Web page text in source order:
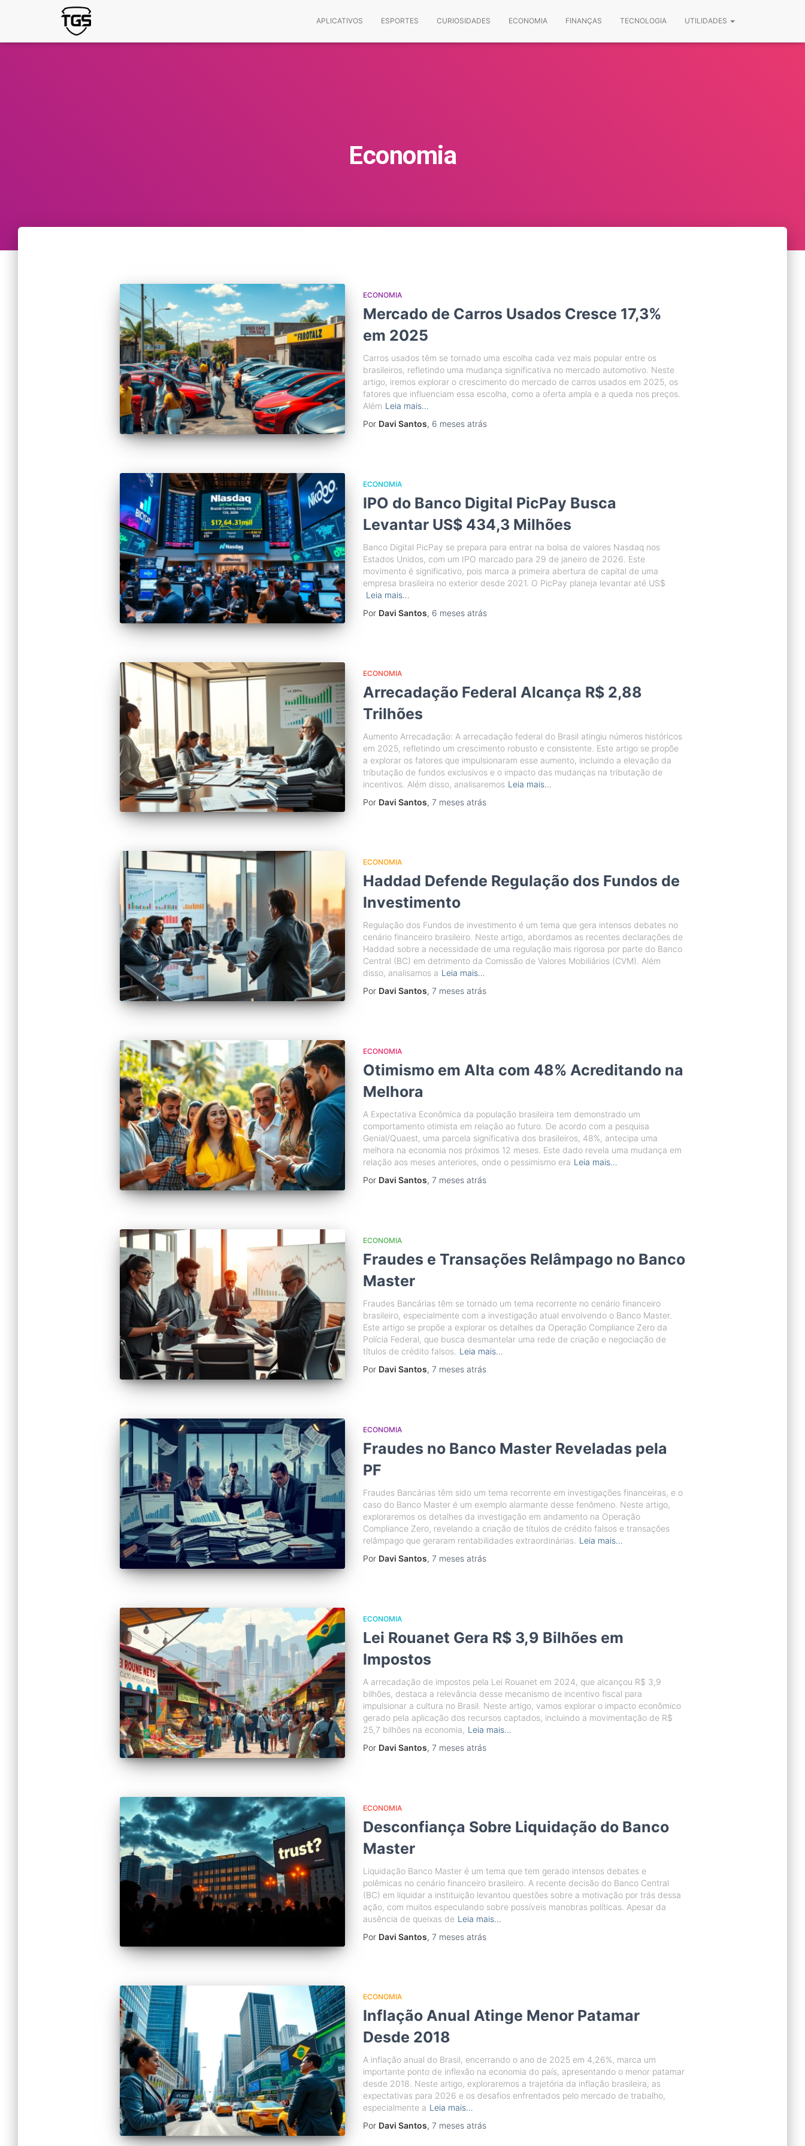
APLICATIVOS ESPORTES CURIOSIDADES ECONOMIA FINANÇAS TECNOLOGIA UTILIDADES
Economia
ECONOMIA
Mercado de Carros Usados Cresce 17,3%
em 2025
Carros usados têm se tornado uma escolha cada vez mais popular entre os
brasileiros, refletindo uma mudança significativa no mercado automotivo. Neste
artigo, iremos explorar o crescimento do mercado de carros usados em 2025, os
fatores que influenciam essa escolha, como a oferta ampla e a queda nos preços.
Além Leia mais…
Por Davi Santos, 6 mesesatrás
ECONOMIA
IPO do Banco Digital PicPay Busca
Levantar US$ 434,3 Milhões
Banco Digital PicPay se prepara para entrar na bolsa de valores Nasdaq nos
Estados Unidos, com um IPO marcado para 29 de janeiro de 2026. Este
movimento é significativo, pois marca a primeira abertura de capital de uma
empresa brasileira no exterior desde 2021. O PicPay planeja levantar até US$
Leia mais…
Por Davi Santos, 6 mesesatrás
ECONOMIA
Arrecadação Federal Alcança R$ 2,88
Trilhões
Aumento Arrecadação: A arrecadação federal do Brasil atingiu números históricos
em 2025, refletindo um crescimento robusto e consistente. Este artigo se propõe
a explorar os fatores que impulsionaram esse aumento, incluindo a elevação da
tributação de fundos exclusivos e o impacto das mudanças na tributação de
incentivos. Além disso, analisaremos Leia mais…
Por Davi Santos, 7 mesesatrás
ECONOMIA
Haddad Defende Regulação dos Fundos de
Investimento
Regulação dos Fundos de investimento é um tema que gera intensos debates no
cenário financeiro brasileiro. Neste artigo, abordamos as recentes declarações de
Haddad sobre a necessidade de uma regulação mais rigorosa por parte do Banco
Central (BC) em detrimento da Comissão de Valores Mobiliários (CVM). Além
disso, analisamos a Leia mais…
Por Davi Santos, 7 mesesatrás
ECONOMIA
Otimismo em Alta com 48% Acreditando na
Melhora
A Expectativa Econômica da população brasileira tem demonstrado um
comportamento otimista em relação ao futuro. De acordo com a pesquisa
Genial/Quaest, uma parcela significativa dos brasileiros, 48%, antecipa uma
melhora na economia nos próximos 12 meses. Este dado revela uma mudança em
relação aos meses anteriores, onde o pessimismo era Leia mais…
Por Davi Santos, 7 mesesatrás
ECONOMIA
Fraudes e Transações Relâmpago no Banco
Master
Fraudes Bancárias têm se tornado um tema recorrente no cenário financeiro
brasileiro, especialmente com a investigação atual envolvendo o Banco Master.
Este artigo se propõe a explorar os detalhes da Operação Compliance Zero da
Polícia Federal, que busca desmantelar uma rede de criação e negociação de
títulos de crédito falsos. Leia mais…
Por Davi Santos, 7 mesesatrás
ECONOMIA
Fraudes no Banco Master Reveladas pela
PF
Fraudes Bancárias têm sido um tema recorrente em investigações financeiras, e o
caso do Banco Master é um exemplo alarmante desse fenômeno. Neste artigo,
exploraremos os detalhes da investigação em andamento na Operação
Compliance Zero, revelando a criação de títulos de crédito falsos e transações
relâmpago que geraram rentabilidades extraordinárias. Leia mais…
Por Davi Santos, 7 mesesatrás
ECONOMIA
Lei Rouanet Gera R$ 3,9 Bilhões em
Impostos
A arrecadação de impostos pela Lei Rouanet em 2024, que alcançou R$ 3,9
bilhões, destaca a relevância desse mecanismo de incentivo fiscal para
impulsionar a cultura no Brasil. Neste artigo, vamos explorar o impacto econômico
gerado pela aplicação dos recursos captados, incluindo a movimentação de R$
25,7 bilhões na economia, Leia mais…
Por Davi Santos, 7 mesesatrás
ECONOMIA
Desconfiança Sobre Liquidação do Banco
Master
Liquidação Banco Master é um tema que tem gerado intensos debates e
polêmicas no cenário financeiro brasileiro. A recente decisão do Banco Central
(BC) em liquidar a instituição levantou questões sobre a motivação por trás dessa
ação, com muitos especulando sobre possíveis manobras políticas. Apesar da
ausência de queixas de Leia mais…
Por Davi Santos, 7 mesesatrás
ECONOMIA
Inflação Anual Atinge Menor Patamar
Desde 2018
A inflação anual do Brasil, encerrando o ano de 2025 em 4,26%, marca um
importante ponto de inflexão na economia do país, apresentando o menor patamar
desde 2018. Neste artigo, exploraremos a trajetória da inflação brasileira, as
expectativas para 2026 e os desafios enfrentados pelo mercado de trabalho,
especialmente a Leia mais…
Por Davi Santos, 7 mesesatrás